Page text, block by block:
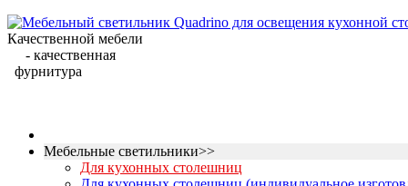
Качественной мебели
- качественная
фурнитура
Мебельные светильники>>
Для кухонных столешниц